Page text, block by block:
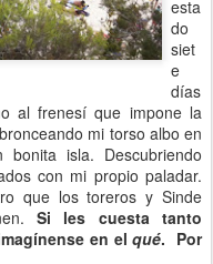
esta
do
siet
e
días
al frenesí que impone la
mi torso albo en
isla. Descubriendo
con mi propio paladar.
que los toreros y Sinde
Si les cuesta tanto
en elqué. Por